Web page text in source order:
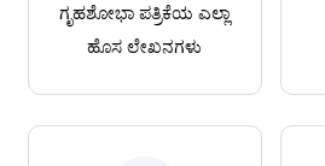
ಗೃಹಶೋಭಾ ಪತ್ರಿಕೆಯ ಎಲ್ಲಾ
ಹೊಸ ಲೇಖನಗಳು